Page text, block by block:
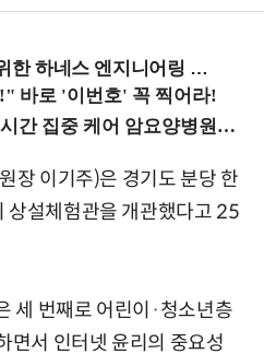
니어링 입문과정 (8/20 신논현역)
장 이기주)은 경기도 분당 한
상설체험관을 개관했다고 25
세 번째로 어린이·청소년층
면서 인터넷 윤리의 중요성